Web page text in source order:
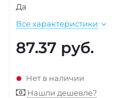
Да
Все характеристики
87.37 руб.
Нет в наличии
Нашли дешевле?